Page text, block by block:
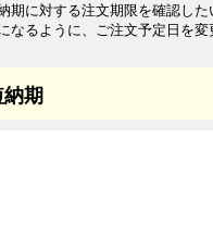
期に対する注文期限を確認し
なるように、ご注文予定日を変
期